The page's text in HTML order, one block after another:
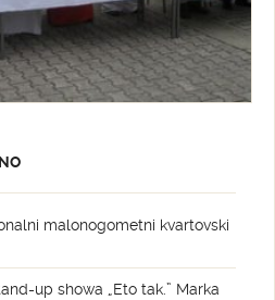
malonogometni kvartovski
up showa „Eto tak.” Marka